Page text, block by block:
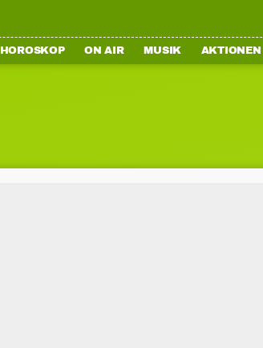
HOROSKOP ON AIR MUSIK AKTIONEN